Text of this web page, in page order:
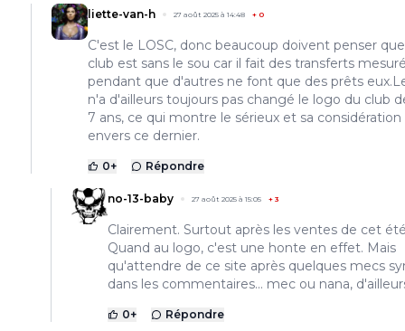
liette-van-h 27 août 2025 à 14:48 + 0
C'est le LOSC, donc beaucoup doivent penser
club est sans le sou car il fait des transferts
pendant que d'autres ne font que des prêts
n'a d'ailleurs toujours pas changé le logo du club
7 ans, ce qui montre le sérieux et sa considération
envers ce dernier.
0+ Répondre
no-13-baby 27 août 2025 à 15:05 + 3
Clairement. Surtout après les ventes de cet
Quand au logo, c'est une honte en effet. Mais
qu'attendre de ce site après quelques mecs
dans les commentaires... mec ou nana,
0+ Répondre